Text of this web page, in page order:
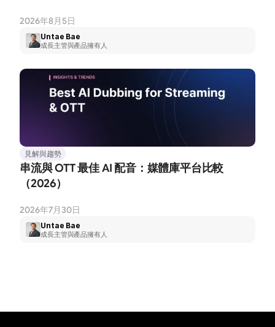
2026年8月5日
Untae Bae
成長主管與產品擁有人
見解與趨勢
串流與 OTT 最佳 AI 配音：媒體庫平台比較
（2026）
2026年7月30日
Untae Bae
成長主管與產品擁有人